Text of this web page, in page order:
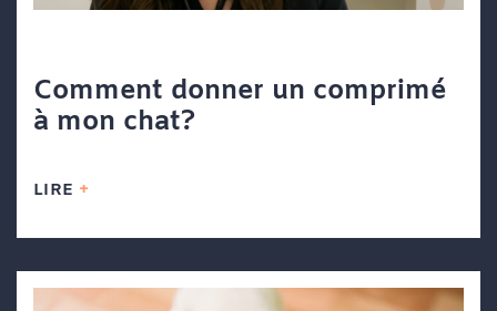
Comment donner un comprimé
à mon chat?
LIRE